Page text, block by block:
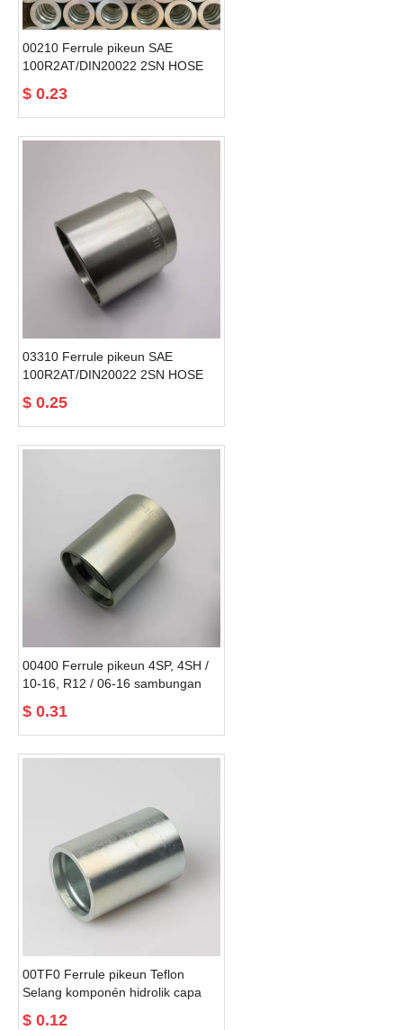
00210 Ferrule pikeun SAE
100R2AT/DIN20022 2SN HOSE
$ 0.23
03310 Ferrule pikeun SAE
100R2AT/DIN20022 2SN HOSE
$ 0.25
00400 Ferrule pikeun 4SP, 4SH /
10-16, R12 / 06-16 sambungan
$ 0.31
00TF0 Ferrule pikeun Teflon
Selang komponén hidrolik capa
$ 0.12